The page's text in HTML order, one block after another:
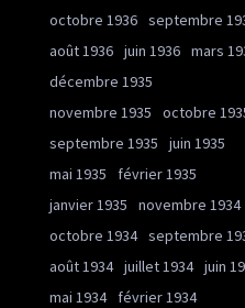
octobre 1936 septembre
août 1936 juin 1936 mars
décembre 1935
novembre 1935
octobre
septembre 1935
juin 1935
mai 1935
février 1935
janvier 1935
novembre 1934
octobre 1934 septembre
août 1934 juillet 1934 juin
mai 1934
février 1934